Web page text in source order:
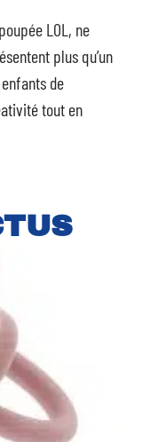
LOL, ne
plus qu’un
de
tout en